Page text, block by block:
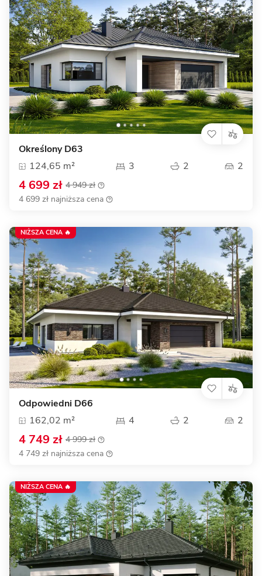
Określony D63
124,65 m²
3 2 2
4 699 zł 4 949 zł
4 699 zł najniższa cena
Odpowiedni D66
162,02 m²
4 2 2
4 749 zł 4 999 zł
4 749 zł najniższa cena
NIŻSZA CENA 🔥
NIŻSZA CENA 🔥